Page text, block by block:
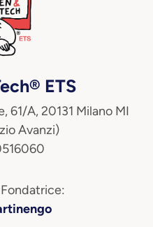
ETS
61/A, 20131 Milano MI
Avanzi)